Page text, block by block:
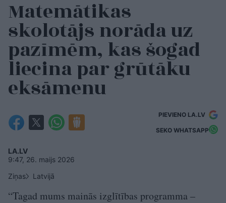
Matemātikas
skolotājs norāda uz
pazīmēm, kas šogad
liecina par grūtāku
eksāmenu
PIEVIENO LA.LV
SEKO WHATSAPP
LA.LV
9:47, 26. maijs 2026
Ziņas
Latvijā
“Tagad mums mainās izglītības programma –